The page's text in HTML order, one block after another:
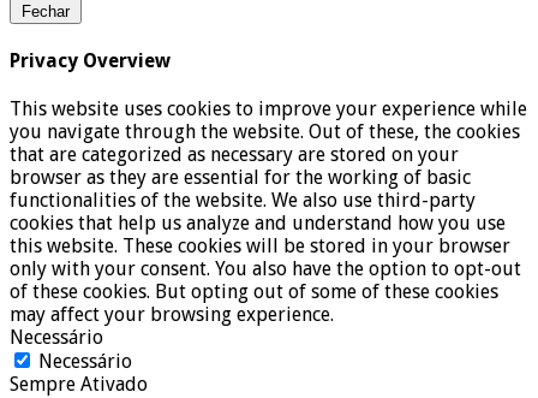
Fechar
Privacy Overview
This website uses cookies to improve your experience while
you navigate through the website. Out of these, the cookies
that are categorized as necessary are stored on your
browser as they are essential for the working of basic
functionalities of the website. We also use third-party
cookies that help us analyze and understand how you use
this website. These cookies will be stored in your browser
only with your consent. You also have the option to opt-out
of these cookies. But opting out of some of these cookies
may affect your browsing experience.
Necessário
Necessário
Sempre Ativado